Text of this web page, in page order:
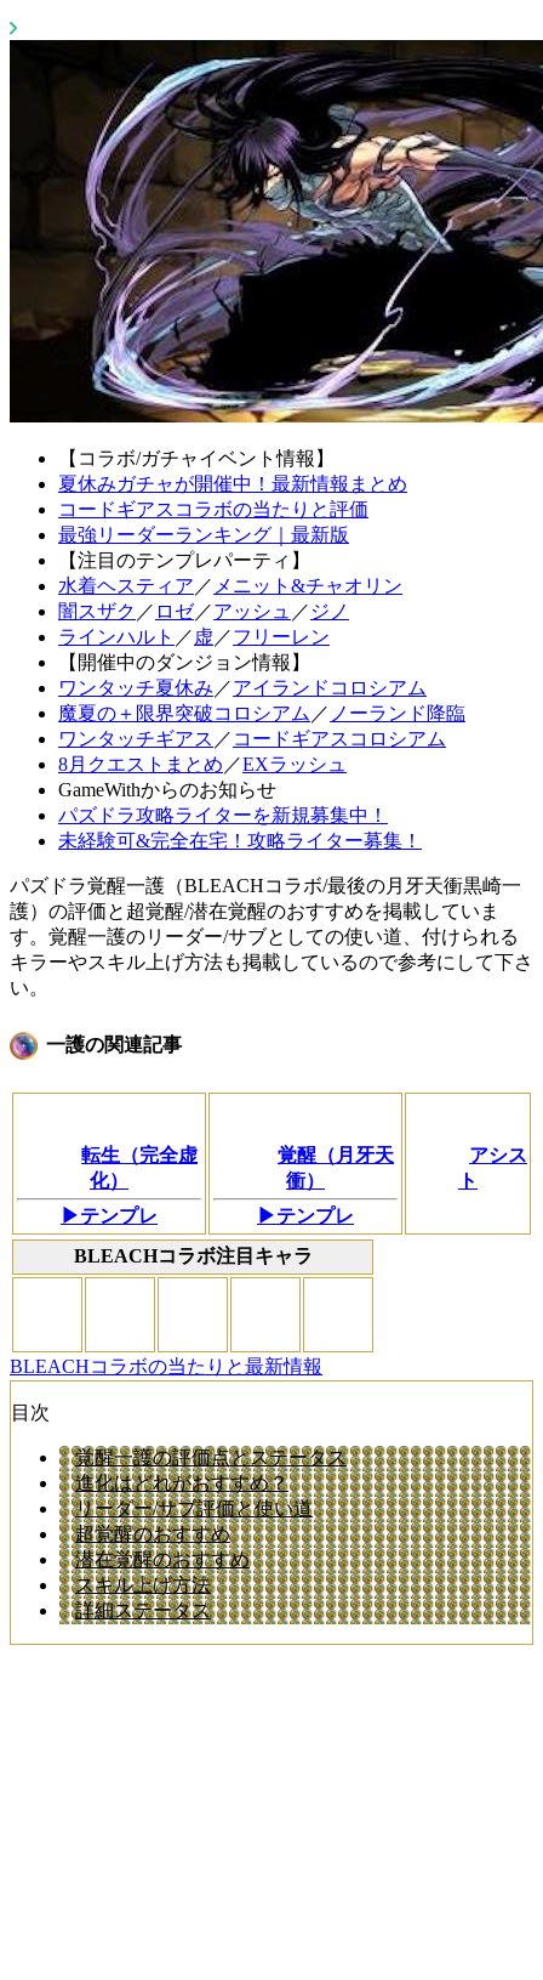
【コラボ/ガチャイベント情報】
夏休みガチャが開催中！最新情報まとめ
コードギアスコラボの当たりと評価
最強リーダーランキング｜最新版
【注目のテンプレパーティ】
水着ヘスティア ／ メニット&チャオリン
闇スザク ／ ロゼ／アッシュ ／ ジノ
ラインハルト ／ 虚 ／フリーレン
【開催中のダンジョン情報】
ワンタッチ夏休み ／アイランドコロシアム
魔夏の＋限界突破コロシアム ／ ノーランド降臨
ワンタッチギアス ／ コードギアスコロシアム
8月クエストまとめ ／EXラッシュ
GameWithからのお知らせ
パズドラ攻略ライターを新規募集中！
未経験可&完全在宅！攻略ライター募集！
パズドラ覚醒一護（BLEACHコラボ/最後の月牙天衝黒崎一
護）の評価と超覚醒/潜在覚醒のおすすめを掲載していま
す。覚醒一護のリーダー/サブとしての使い道、付けられる
キラーやスキル上げ方法も掲載しているので参考にして下さ
い。
一護の関連記事
転生（完全虚
化）
▶テンプレ
覚醒（月牙天
衝）
▶テンプレ
アシス
ト
BLEACHコラボ注目キャラ
BLEACHコラボの当たりと最新情報
目次
覚醒一護の評価点とステータス
進化はどれがおすすめ？
リーダー/サブ評価と使い道
超覚醒のおすすめ
潜在覚醒のおすすめ
スキル上げ方法
詳細ステータス